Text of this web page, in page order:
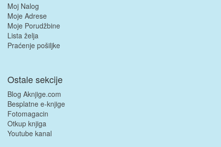
Moj Nalog
Moje Adrese
Moje Porudžbine
Lista želja
Praćenje pošiljke
Ostale sekcije
Blog Aknjige.com
Besplatne e-knjige
Fotomagacin
Otkup knjiga
Youtube kanal